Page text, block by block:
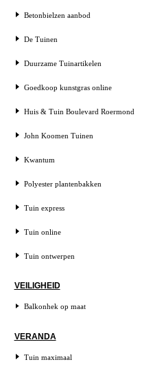
Betonbielzen aanbod
De Tuinen
Duurzame Tuinartikelen
Goedkoop kunstgras online
Huis & Tuin Boulevard Roermond
John Koomen Tuinen
Kwantum
Polyester plantenbakken
Tuin express
Tuin online
Tuin ontwerpen
VEILIGHEID
Balkonhek op maat
VERANDA
Tuin maximaal